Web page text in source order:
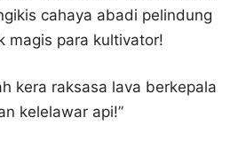
cahaya abadi pelindung
magis para kultivator!
kera raksasa lava berkepala
kelelawar api!”